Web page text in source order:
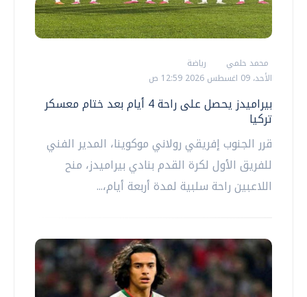
محمد حلمي
رياضة
الأحد، 09 اغسطس 2026 12:59 ص
بيراميدز يحصل على راحة 4 أيام بعد ختام معسكر
تركيا
قرر الجنوب إفريقي رولاني موكوينا، المدير الفني
للفريق الأول لكرة القدم بنادي بيراميدز، منح
اللاعبين راحة سلبية لمدة أربعة أيام،...